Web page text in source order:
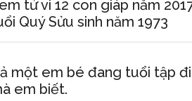
tử vi 12 con giáp năm
Quý Sửu sinh năm 1973
một em bé đang tuổi tập
em biết.